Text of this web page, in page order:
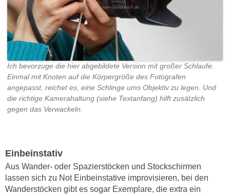
Ich bevorzuge die hier abgebildete Version mit großer Schlaufe.
Einmal mit Knoten auf die Körpergröße des Fotografen
angepasst, reichet es, eine Schlinge ums Objektiv zu legen. Und
die richtige Kamerahaltung (siehe Textanfang) hilft zusätzlich
gegen das Verwackeln.
Einbeinstativ
Aus Wander- oder Spazierstöcken und Stockschirmen
lassen sich zu Not Einbeinstative improvisieren, bei den
Wanderstöcken gibt es sogar Exemplare, die extra ein